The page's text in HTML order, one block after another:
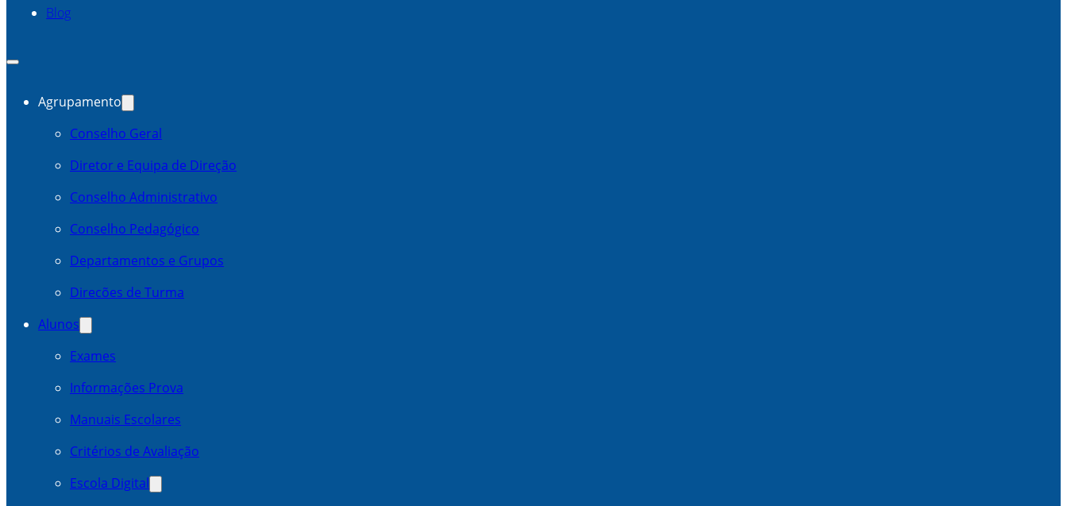
Blog
Agrupamento
Conselho Geral
Diretor e Equipa de Direção
Conselho Administrativo
Conselho Pedagógico
Departamentos e Grupos
Direcões de Turma
Alunos
Exames
Informações Prova
Manuais Escolares
Critérios de Avaliação
Escola Digital